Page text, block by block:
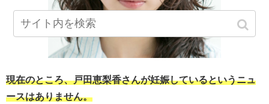
現在のところ、戸田恵梨香さんが妊娠しているというニュ
ースはありません。